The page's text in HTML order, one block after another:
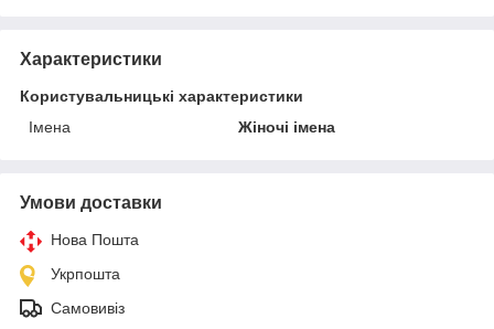
Характеристики
Користувальницькі характеристики
Імена
Жіночі імена
Умови доставки
Нова Пошта
Укрпошта
Самовивіз